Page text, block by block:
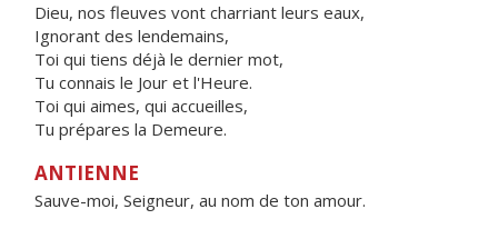
Dieu, nos fleuves vont charriant leurs eaux,
Ignorant des lendemains,
Toi qui tiens déjà le dernier mot,
Tu connais le Jour et l'Heure.
Toi qui aimes, qui accueilles,
Tu prépares la Demeure.
ANTIENNE
Sauve-moi, Seigneur, au nom de ton amour.